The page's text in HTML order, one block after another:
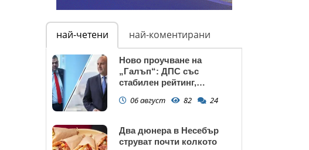
най-четени най-коментирани
Ново проучване на
„Галъп“: ДПС със
стабилен рейтинг,
запазва
06 август 82 24
Два дюнера в Несебър
струват почти колкото